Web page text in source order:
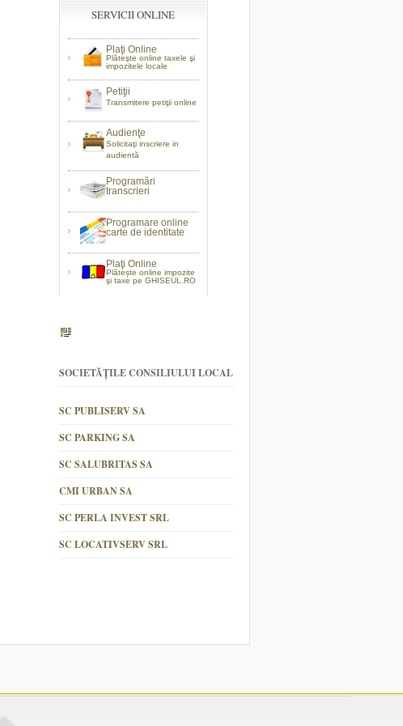
SERVICII ONLINE
Plaţi Online
Plăteşte online taxele şi
impozitele locale
Petiţii
Transmitere petiţii online
Audienţe
Solicitaţi inscriere in
audientă
Programări
transcrieri
Programare online
carte de identitate
Plaţi Online
Plătește online impozite
şi taxe pe GHISEUL.RO
SOCIETĂȚILE CONSILIULUI LOCAL
SC PUBLISERV SA
SC PARKING SA
SC SALUBRITAS SA
CMI URBAN SA
SC PERLA INVEST SRL
SC LOCATIVSERV SRL